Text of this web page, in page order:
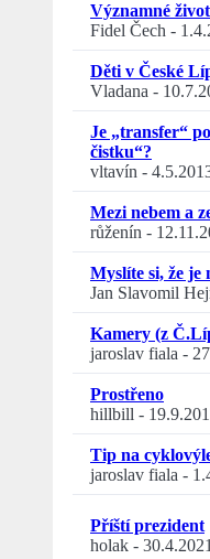
Významné
Fidel Čech -
Děti v České
Vladana -
Je „transfer“
čistku“?
vltavín -
Mezi nebem a
růženín -
Myslíte si, že je
Jan Slavomil
Kamery (z
jaroslav fiala -
Prostřeno
hillbill -
Tip na
jaroslav fiala -
Příští prezident
holak -